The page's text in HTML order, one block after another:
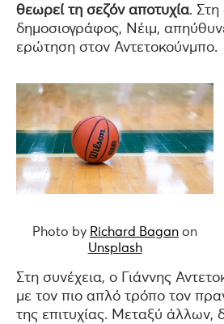
θεωρεί τη σεζόν αποτυχία. Στη
δημοσιογράφος, Νέιμ,
ερώτηση στον Αντετοκούνμπο.
Photo by Richard Bagan on
Unsplash
Στη συνέχεια, ο Γιάννης
με τον πιο απλό τρόπο τον
της επιτυχίας. Μεταξύ άλλων,